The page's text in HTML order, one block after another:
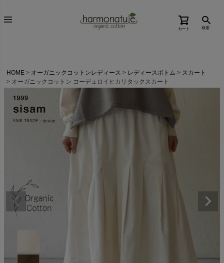
カート 検索
HOME オーガニックコットンレディース レディースボトム
スカート
オーガニックコットン コーデュロイヒカリタックスカート